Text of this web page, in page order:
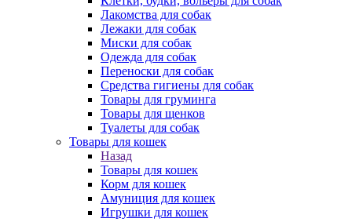
Лакомства для собак
Лежаки для собак
Миски для собак
Одежда для собак
Переноски для собак
Средства гигиены для собак
Товары для груминга
Товары для щенков
Туалеты для собак
Товары для кошек
Назад
Товары для кошек
Корм для кошек
Амуниция для кошек
Игрушки для кошек